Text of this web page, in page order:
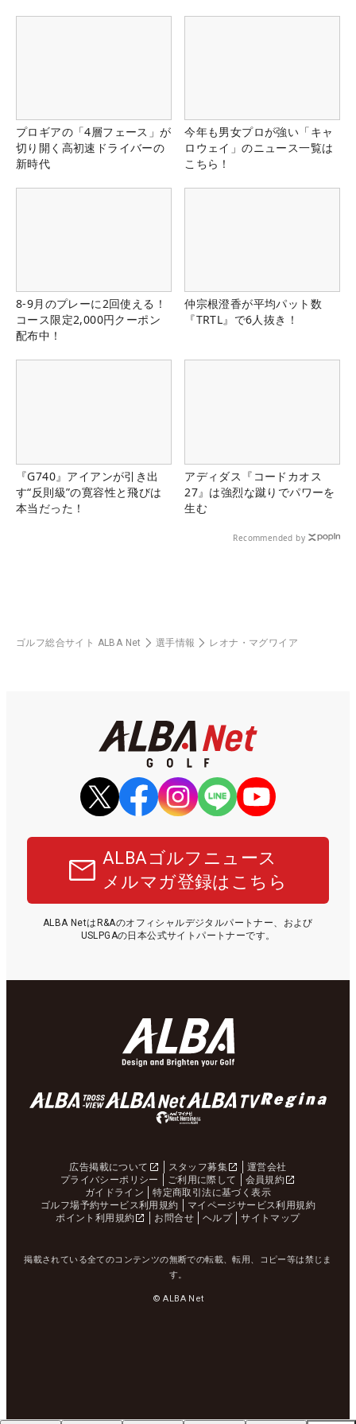
プロギアの「4層フェース」が
切り開く高初速ドライバーの
新時代
今年も男女プロが強い「キャ
ロウェイ」のニュース一覧は
こちら！
8-9月のプレーに2回使える！
コース限定2,000円クーポン
配布中！
仲宗根澄香が平均パット数
『TRTL』で6人抜き！
『G740』アイアンが引き出
す“反則級”の寛容性と飛びは
本当だった！
アディダス『コードカオス
27』は強烈な蹴りでパワーを
生む
Recommended by
ゴルフ総合サイト ALBA Net 選手情報 レオナ・マグワイア
ALBAゴルフニュース
メルマガ登録はこちら
ALBA NetはR&Aのオフィシャルデジタルパートナー、および
USLPGAの日本公式サイトパートナーです。
広告掲載について スタッフ募集
運営会社
プライバシーポリシー
ご利用に際して
会員規約
ガイドライン
特定商取引法に基づく表示
ゴルフ場予約サービス利用規約
マイページサービス利用規約
ポイント利用規約
お問合せ ヘルプ サイトマップ
掲載されている全てのコンテンツの無断での転載、転用、コピー等は禁じま
す。
© ALBA Net